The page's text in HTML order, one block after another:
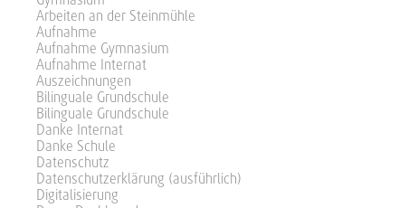
Arbeiten an der Steinmühle
Aufnahme
Aufnahme Gymnasium
Aufnahme Internat
Auszeichnungen
Bilinguale Grundschule
Bilinguale Grundschule
Danke Internat
Danke Schule
Datenschutz
Datenschutzerklärung (ausführlich)
Digitalisierung